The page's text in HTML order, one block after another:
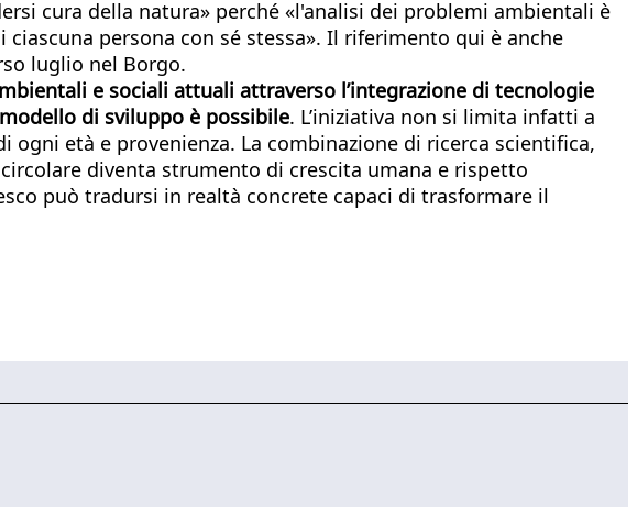
cura della natura» perché «l'analisi dei problemi ambientali è
persona con sé stessa». Il riferimento qui è anche
luglio nel Borgo.
e sociali attuali attraverso l’integrazione di tecnologie
di sviluppo è possibile. L’iniziativa non si limita infatti a
età e provenienza. La combinazione di ricerca scientifica,
diventa strumento di crescita umana e rispetto
può tradursi in realtà concrete capaci di trasformare il